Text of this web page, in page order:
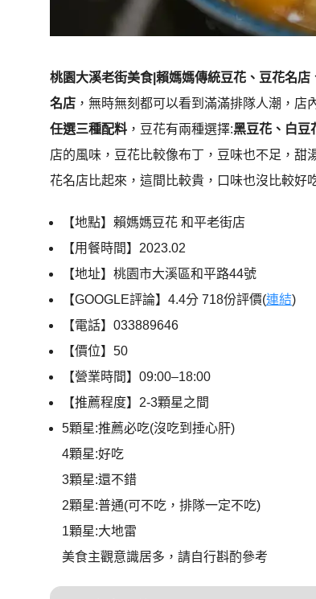
桃園大溪老街美食|賴媽媽傳統豆花、豆花名店
名店 ，無時無刻都可以看到滿滿排隊人潮，
任選三種配料 ，豆花有兩種選擇:黑豆花、白豆
店的風味，豆花比較像布丁，豆味也不足，甜
花名店比起來，這間比較貴，口味也沒比較好
【地點】賴媽媽豆花 和平老街店
【用餐時間】2023.02
【地址】桃園市大溪區和平路44號
【GOOGLE評論】4.4分 718份評價(連結)
【電話】033889646
【價位】50
【營業時間】09:00–18:00
【推薦程度】2-3顆星之間
5顆星:推薦必吃(沒吃到捶心肝)
4顆星:好吃
3顆星:還不錯
2顆星:普通(可不吃，排隊一定不吃)
1顆星:大地雷
美食主觀意識居多，請自行斟酌參考